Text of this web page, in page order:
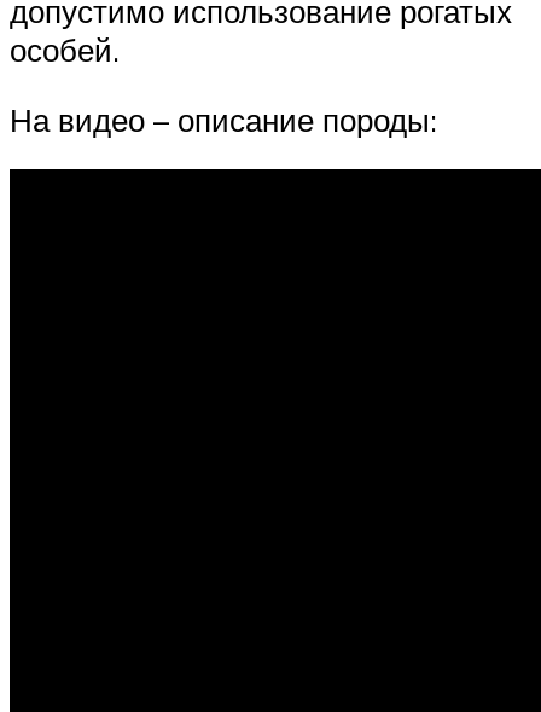
допустимо использование рогатых
особей.
На видео – описание породы: